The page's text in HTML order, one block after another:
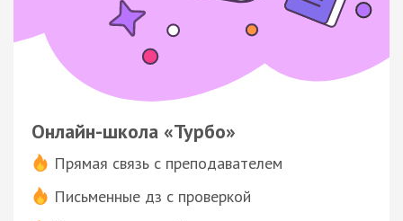
Онлайн-школа «Турбо»
Прямая связь с преподавателем
Письменные дз с проверкой